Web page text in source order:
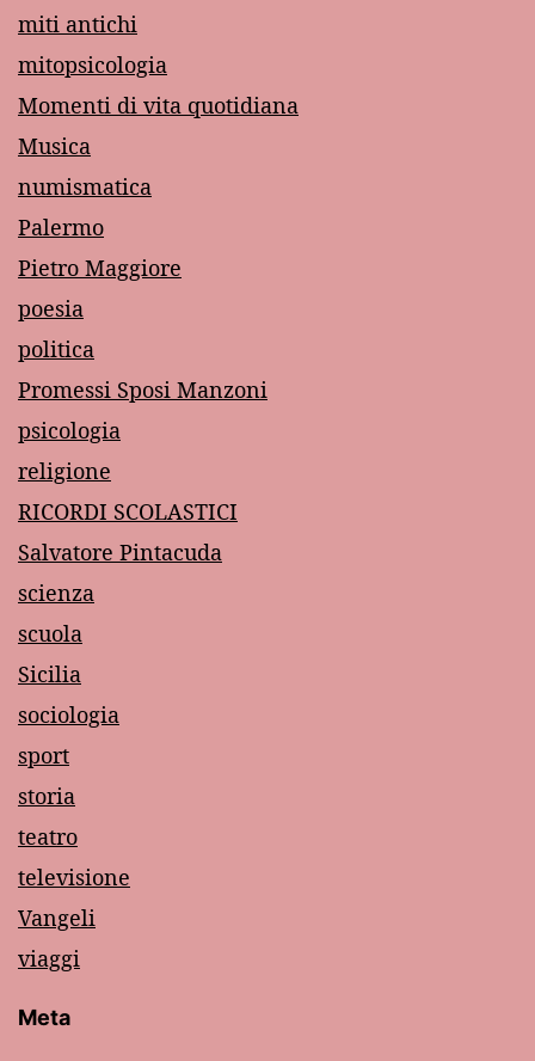
miti antichi
mitopsicologia
Momenti di vita quotidiana
Musica
numismatica
Palermo
Pietro Maggiore
poesia
politica
Promessi Sposi Manzoni
psicologia
religione
RICORDI SCOLASTICI
Salvatore Pintacuda
scienza
scuola
Sicilia
sociologia
sport
storia
teatro
televisione
Vangeli
viaggi
Meta